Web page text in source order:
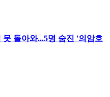
돌아와...5명 숨진 '의암호